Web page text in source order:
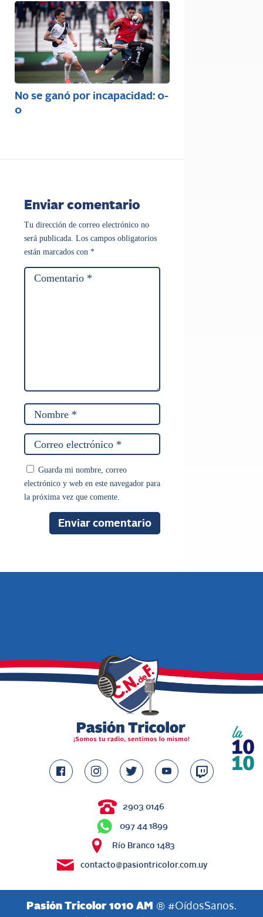
No se ganó por incapacidad: 0-
0
Enviar comentario
Tu dirección de correo electrónico no
será publicada. Los campos obligatorios
están marcados con *
Guarda mi nombre, correo
electrónico y web en este navegador para
la próxima vez que comente.
2903 0146
097 44 1899
Río Branco 1483
contacto@pasiontricolor.com.uy
Pasión Tricolor 1010 AM
® #OídosSanos.